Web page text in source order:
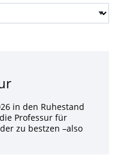
in den Ruhestand
Professur für
zu bestzen –also